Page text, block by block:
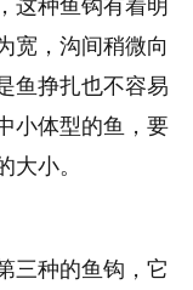
这种鱼钩有着明
宽，沟间稍微向
鱼挣扎也不容易
小体型的鱼，要
大小。
三种的鱼钩，它